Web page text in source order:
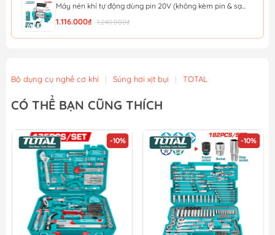
Máy nén khí tự động dùng pin 20V (không kèm pin & sạ...
1.116.000₫ 1.240.000₫
Máy nén khí không dầu Minbao MB1490-4 (MBKD1490)
11.000.000₫
Máy nén khí không dầu Minbao MB1490-3 (MBKD14903)
9.040.000₫
Bộ dụng cụ nghề cơ khí | Súng hơi xịt bụi | TOTAL
CÓ THỂ BẠN CŨNG THÍCH
-10% -10%